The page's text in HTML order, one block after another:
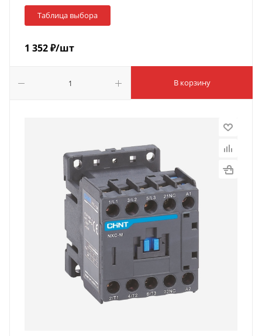
Таблица выбора
1 352₽/шт
В корзину